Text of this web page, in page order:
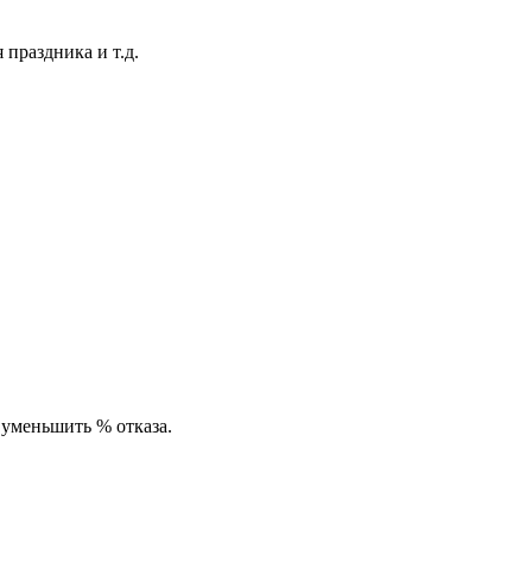
праздника и т.д.
% отказа.